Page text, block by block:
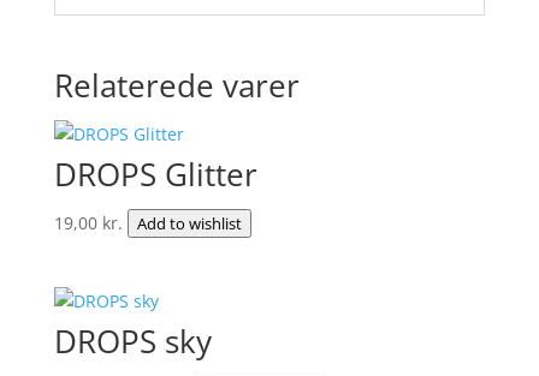
Relaterede varer
DROPS Glitter
19,00 kr. Add to wishlist
DROPS sky